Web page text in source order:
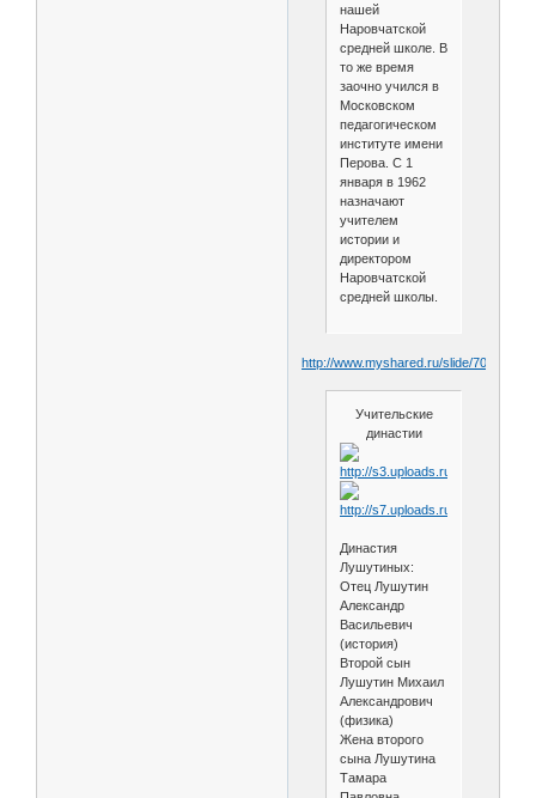
нашей
Наровчатской
средней школе. В
то же время
заочно учился в
Московском
педагогическом
институте имени
Перова. С 1
января в 1962
назначают
учителем
истории и
директором
Наровчатской
средней школы.
http://www.myshared.ru/slide/70350/
Учительские
династии
Династия
Лушутиных:
Отец Лушутин
Александр
Васильевич
(история)
Второй сын
Лушутин Михаил
Александрович
(физика)
Жена второго
сына Лушутина
Тамара